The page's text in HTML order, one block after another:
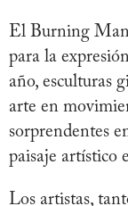
El Burning Man
para la
año, esculturas
arte en
sorprendentes
paisaje artístico
Los artistas,